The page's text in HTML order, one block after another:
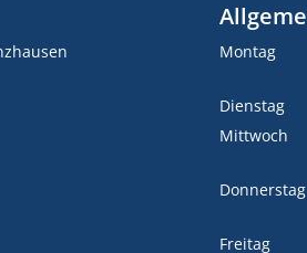
Montag
Dienstag
Mittwoch
Donnerstag
Freitag